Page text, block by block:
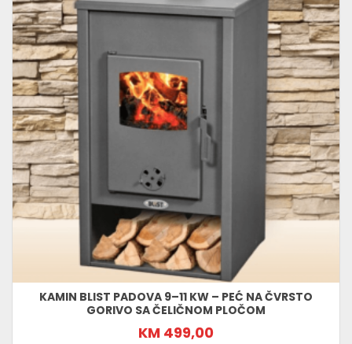
KAMIN BLIST PADOVA 9–11 KW – PEĆ NA ČVRSTO
GORIVO SA ČELIČNOM PLOČOM
KM 499,00